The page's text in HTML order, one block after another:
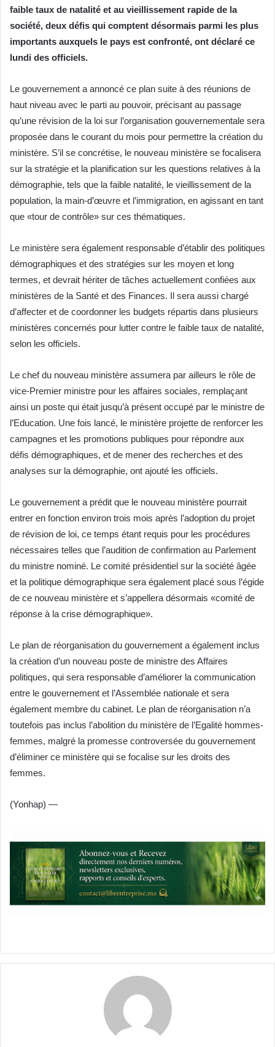
faible taux de natalité et au vieillissement rapide de la
société, deux défis qui comptent désormais parmi les plus
importants auxquels le pays est confronté, ont déclaré ce
lundi des officiels.
Le gouvernement a annoncé ce plan suite à des réunions de
haut niveau avec le parti au pouvoir, précisant au passage
qu’une révision de la loi sur l’organisation gouvernementale sera
proposée dans le courant du mois pour permettre la création du
ministère. S’il se concrétise, le nouveau ministère se focalisera
sur la stratégie et la planification sur les questions relatives à la
démographie, tels que la faible natalité, le vieillissement de la
population, la main-d’œuvre et l’immigration, en agissant en tant
que «tour de contrôle» sur ces thématiques.
Le ministère sera également responsable d’établir des politiques
démographiques et des stratégies sur les moyen et long
termes, et devrait hériter de tâches actuellement confiées aux
ministères de la Santé et des Finances. Il sera aussi chargé
d’affecter et de coordonner les budgets répartis dans plusieurs
ministères concernés pour lutter contre le faible taux de natalité,
selon les officiels.
Le chef du nouveau ministère assumera par ailleurs le rôle de
vice-Premier ministre pour les affaires sociales, remplaçant
ainsi un poste qui était jusqu’à présent occupé par le ministre de
l’Education. Une fois lancé, le ministère projette de renforcer les
campagnes et les promotions publiques pour répondre aux
défis démographiques, et de mener des recherches et des
analyses sur la démographie, ont ajouté les officiels.
Le gouvernement a prédit que le nouveau ministère pourrait
entrer en fonction environ trois mois après l’adoption du projet
de révision de loi, ce temps étant requis pour les procédures
nécessaires telles que l’audition de confirmation au Parlement
du ministre nominé. Le comité présidentiel sur la société âgée
et la politique démographique sera également placé sous l’égide
de ce nouveau ministère et s’appellera désormais «comité de
réponse à la crise démographique».
Le plan de réorganisation du gouvernement a également inclus
la création d’un nouveau poste de ministre des Affaires
politiques, qui sera responsable d’améliorer la communication
entre le gouvernement et l’Assemblée nationale et sera
également membre du cabinet. Le plan de réorganisation n’a
toutefois pas inclus l’abolition du ministère de l’Egalité hommes-
femmes, malgré la promesse controversée du gouvernement
d’éliminer ce ministère qui se focalise sur les droits des
femmes.
(Yonhap) —